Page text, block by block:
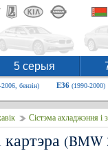
5 серыя
бензін) E36 (1990-2000)
Сістэма ахладжэння і
(BMW